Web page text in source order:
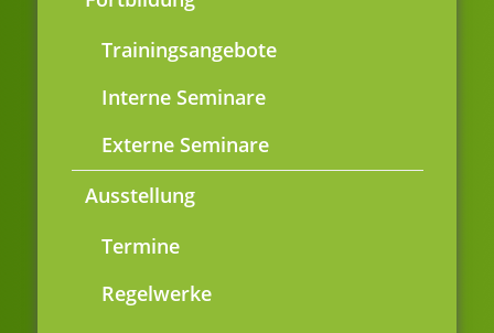
Trainingsangebote
Interne Seminare
Externe Seminare
Ausstellung
Termine
Regelwerke